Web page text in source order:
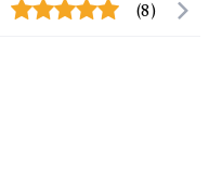
(8)